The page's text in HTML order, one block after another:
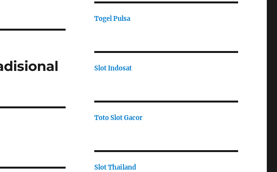
Togel Pulsa
Slot Indosat
Toto Slot Gacor
Slot Thailand